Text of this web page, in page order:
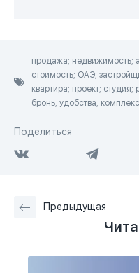
продажа; недвижимость;
стоимость; ОАЭ;
квартира; проект;
бронь; удобства;
Поделиться
Предыдущая